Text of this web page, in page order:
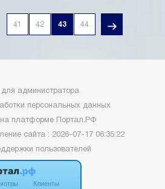
41 42 43 44
администратора
персональных данных
на платформе
Портал.РФ
сайта : 2026-07-17 06:35:22
пользователей